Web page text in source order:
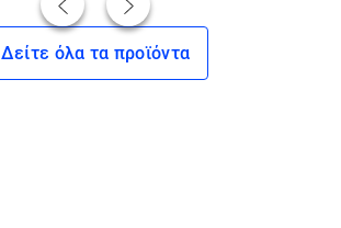
Δείτε όλα τα προϊόντα